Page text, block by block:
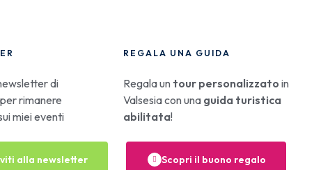
di
rimanere
miei eventi
alla newsletter
REGALA UNA GUIDA
Regala un tour personalizzato in
Valsesia con una guida turistica
abilitata!
Scopri il buono regalo